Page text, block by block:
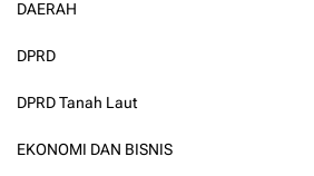
DAERAH
DPRD
DPRD Tanah Laut
EKONOMI DAN BISNIS